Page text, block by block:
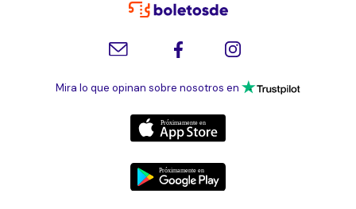
Mira lo que opinan sobre nosotros en